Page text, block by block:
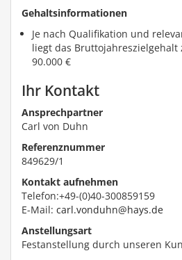
Gehaltsinformationen
Je nach Qualifikation und
liegt das Bruttojahreszielgehalt
90.000 €
Ihr Kontakt
Ansprechpartner
Carl von Duhn
Referenznummer
849629/1
Kontakt aufnehmen
Telefon:+49-(0)40-300859159
E-Mail: carl.vonduhn@hays.de
Anstellungsart
Festanstellung durch unseren